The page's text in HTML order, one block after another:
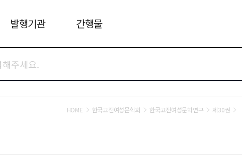
발행기관 간행물
HOME 한국고전여성문학회 한국고전여성문학연구 제30권